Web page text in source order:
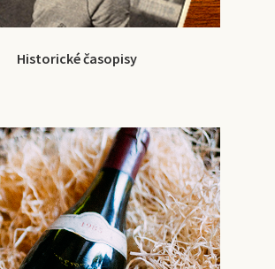
Historické časopisy